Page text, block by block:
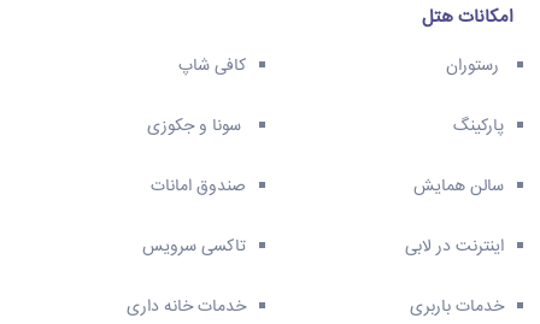
امکانات هتل
رستوران کافی شاپ
پارکینگ سونا و جکوزی
سالن همایش صندوق امانات
اینترنت در لابی تاکسی سرویس
خدمات باربری خدمات خانه داری